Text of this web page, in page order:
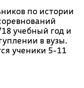
по истории
учебный год и
в вузы.
ученики 5-11